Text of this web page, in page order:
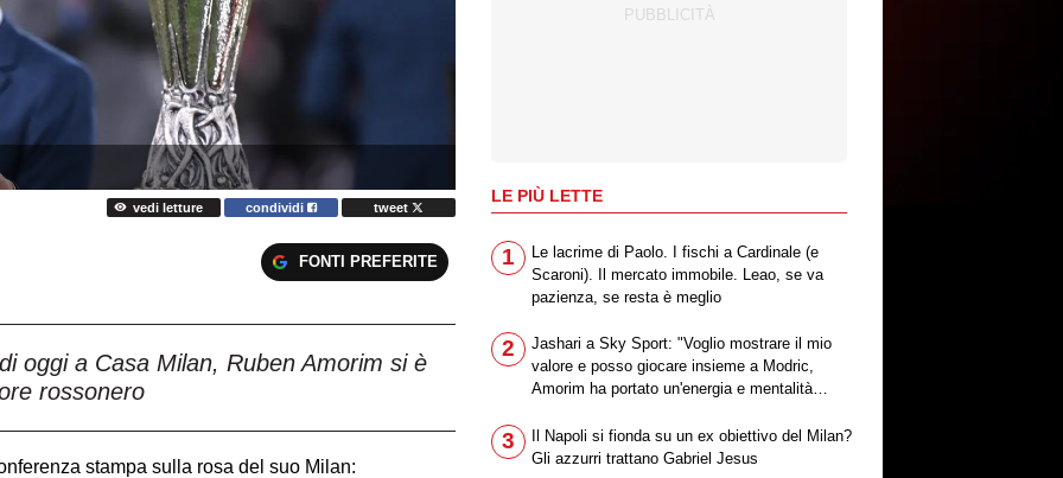
vedi letture condividi tweet
FONTI PREFERITE
oggi a Casa Milan, Ruben Amorim si è
rossonero
stampa sulla rosa del suo Milan:
LE PIÙ LETTE
1
Le lacrime di Paolo. I fischi a Cardinale (e
Scaroni). Il mercato immobile. Leao, se va
pazienza, se resta è meglio
2
Jashari a Sky Sport: "Voglio mostrare il mio
valore e posso giocare insieme a Modric,
Amorim ha portato un'energia e mentalità
3
Il Napoli si fionda su un ex obiettivo del Milan?
Gli azzurri trattano Gabriel Jesus